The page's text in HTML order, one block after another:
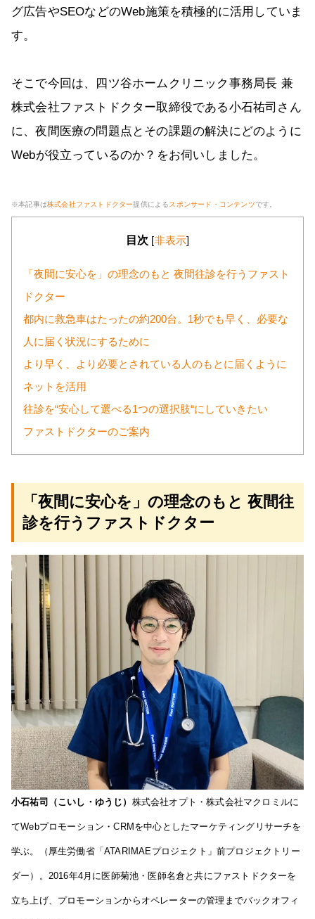
グ広告やSEOなどのWeb施策を積極的に活用していま
す。
そこで今回は、四ツ谷ホームクリニック事務局長 兼
株式会社ファストドクター取締役である小石祐司さん
に、夜間医療の問題点とその課題の解決にどのように
Webが役立っているのか？をお伺いしました。
※本記事は株式会社ファストドクター提供によるスポンサード・コンテンツです。
目次 [非表示]
「夜間に安心を」の理念のもと 夜間往診を行うファスト
ドクター
都内に救急車はたったの約200台。1秒でも早く、必要な
人に届く状況にするために
より早く、より必要とされている人のもとに届くように
ネットを活用
往診を“安心して選べる1つの選択肢“にしていきたい
ファストドクターのご案内
「夜間に安心を」の理念のもと 夜間往
診を行うファストドクター
小石祐司（こいし・ゆうじ） 株式会社オプト・株式会社マクロミルに
てWebプロモーション・CRMを中心としたマーケティングリサーチを
学ぶ。（厚生労働省「ATARIMAEプロジェクト」前プロジェクトリー
ダー）。2016年4月に医師菊池・医師名倉と共にファストドクターを
立ち上げ、プロモーションからオペレーターの管理までバックオフィ